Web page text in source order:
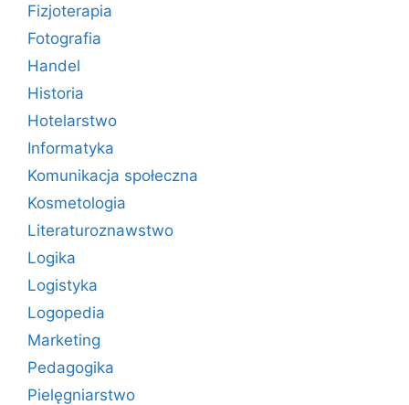
Fizjoterapia
Fotografia
Handel
Historia
Hotelarstwo
Informatyka
Komunikacja społeczna
Kosmetologia
Literaturoznawstwo
Logika
Logistyka
Logopedia
Marketing
Pedagogika
Pielęgniarstwo